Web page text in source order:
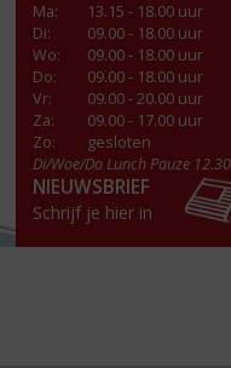
Ma:
13.15 - 18.00 uur
Di:
09.00 - 18.00 uur
Wo:
09.00 - 18.00 uur
Do:
09.00 - 18.00 uur
Vr:
09.00 - 20.00 uur
Za:
09.00 - 17.00 uur
Zo:
gesloten
Di/Woe/Do Lunch Pauze
NIEUWSBRIEF
Schrijf je hier in